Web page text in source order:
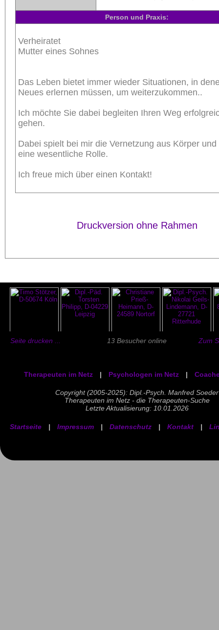
Person und Praxis:
Verheiratet
Mutter eines Sohnes
Das Leben bietet immer wieder Situationen, in
Neues erlernen müssen, um weiterzukommen..
Ich möchte Sie dabei begleiten Ihren Weg
gehen.
Dabei spielt bei mir die Vernetzung aus Körper und
eine wesentliche Rolle.
Ich freue mich über einen Kontakt!
Druckversion ohne Rahmen
Seite drucken ... 13 Besucher online Zum
Therapeuten im Netz | Psychologen im Netz |
Copyright (2005-2025): Dipl.-Psych. Manfred Soeder
Therapeuten im Netz - die Therapeuten-Suche
Letzte Aktualisierung: 10.01.2026
Startseite | Impressum | Datenschutz | Kontakt |